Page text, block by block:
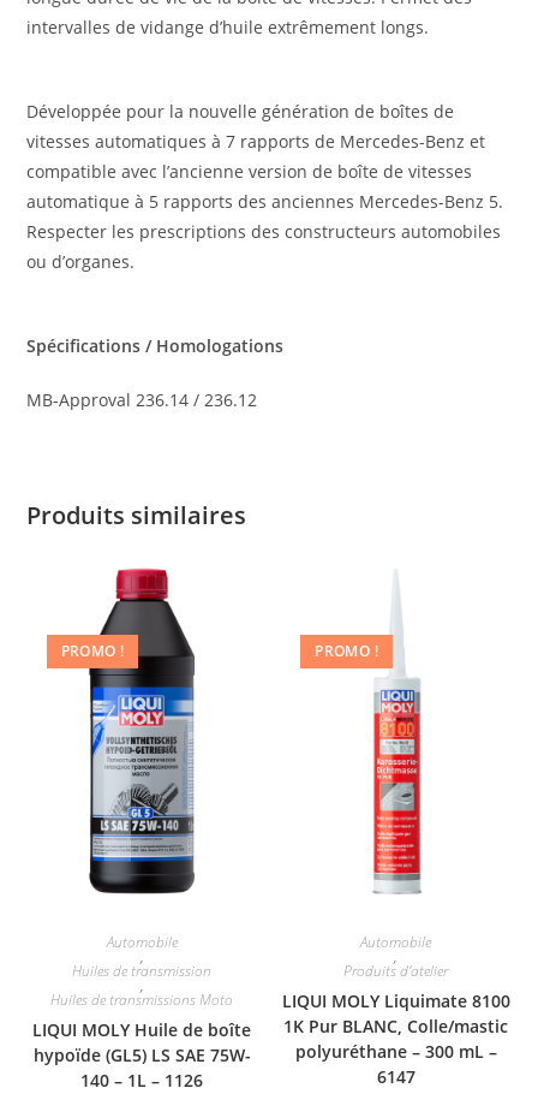
intervalles de vidange d’huile extrêmement longs.
Développée pour la nouvelle génération de boîtes de
vitesses automatiques à 7 rapports de Mercedes-Benz et
compatible avec l’ancienne version de boîte de vitesses
automatique à 5 rapports des anciennes Mercedes-Benz 5.
Respecter les prescriptions des constructeurs automobiles
ou d’organes.
Spécifications / Homologations
MB-Approval 236.14 / 236.12
Produits similaires
PROMO !
Automobile
,
Huiles de transmission
,
Huiles de transmissions Moto
LIQUI MOLY Huile de boîte
hypoïde (GL5) LS SAE 75W-
140 – 1L – 1126
PROMO !
Automobile
,
Produits d'atelier
LIQUI MOLY Liquimate 8100
1K Pur BLANC, Colle/mastic
polyuréthane – 300 mL –
6147